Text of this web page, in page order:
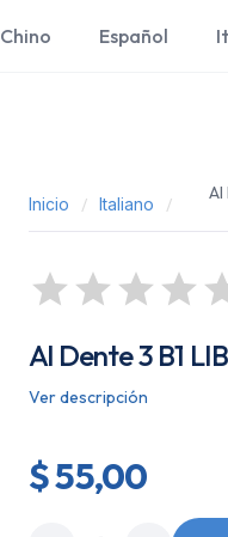
Chino Español
Inicio Italiano
Al
Al Dente 3 B1
Ver descripción
$ 55,00